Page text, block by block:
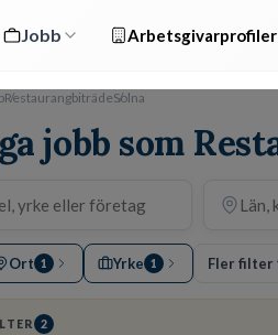
Jobb Arbetsgivarprofiler
RestaurangbiträdeSolna
jobb som
Ort 1 Yrke 1 Fler filter
2